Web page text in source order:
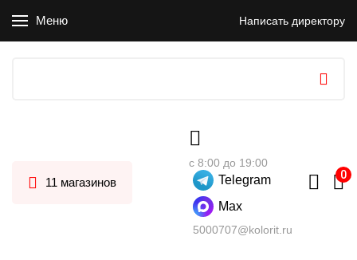
Меню Написать директору
11 магазинов
с 8:00 до 19:00
Telegram
Max
5000707@kolorit.ru